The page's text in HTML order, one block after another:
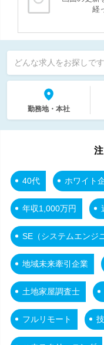
経
どんな求人をお探しで
勤務地・本社
40代 ホワイト
年収1,000万円
SE（システムエンジ
地域未来牽引企業
土地家屋調査士
フルリモート